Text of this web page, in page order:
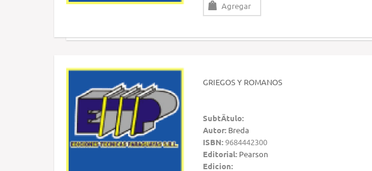
Agregar
GRIEGOS Y ROMANOS
SubtÃ­tulo:
Autor: Breda
ISBN:9684442300
Editorial: Pearson
Edicion: